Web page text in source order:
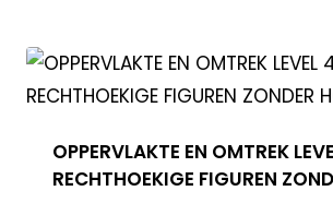
OPPERVLAKTE EN OMTREK
RECHTHOEKIGE FIGUREN